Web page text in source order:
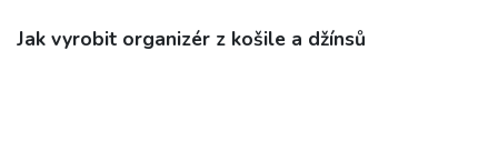
Jak vyrobit organizér z košile a džínsů